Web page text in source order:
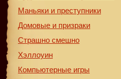
Маньяки и преступники
Домовые и призраки
Страшно смешно
Хэллоуин
Компьютерные игры